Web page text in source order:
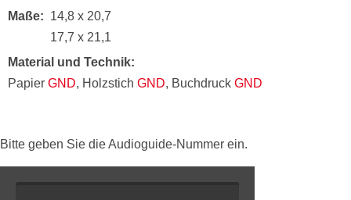
Maße
14,8 x 20,7
17,7 x 21,1
Material und Technik
Papier GND, Holzstich GND, Buchdruck GND
Bitte geben Sie die Audioguide-Nummer ein.